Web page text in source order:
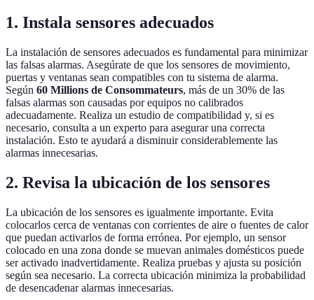
1. Instala sensores adecuados
La instalación de sensores adecuados es fundamental para minimizar
las falsas alarmas. Asegúrate de que los sensores de movimiento,
puertas y ventanas sean compatibles con tu sistema de alarma.
Según 60 Millions de Consommateurs, más de un 30% de las
falsas alarmas son causadas por equipos no calibrados
adecuadamente. Realiza un estudio de compatibilidad y, si es
necesario, consulta a un experto para asegurar una correcta
instalación. Esto te ayudará a disminuir considerablemente las
alarmas innecesarias.
2. Revisa la ubicación de los sensores
La ubicación de los sensores es igualmente importante. Evita
colocarlos cerca de ventanas con corrientes de aire o fuentes de calor
que puedan activarlos de forma errónea. Por ejemplo, un sensor
colocado en una zona donde se muevan animales domésticos puede
ser activado inadvertidamente. Realiza pruebas y ajusta su posición
según sea necesario. La correcta ubicación minimiza la probabilidad
de desencadenar alarmas innecesarias.